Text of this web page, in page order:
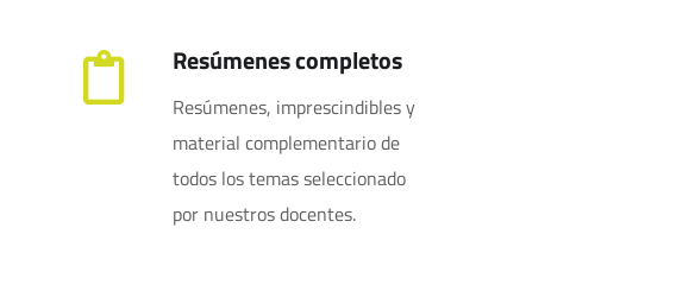
Resúmenes completos
Resúmenes, imprescindibles y
material complementario de
todos los temas seleccionado
por nuestros docentes.